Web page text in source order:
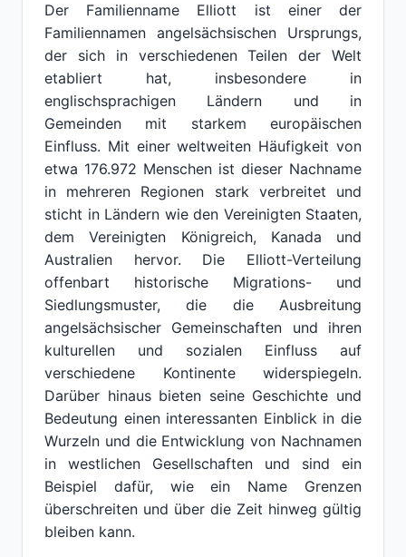
Der Familienname Elliott ist einer der
Familiennamen angelsächsischen Ursprungs,
der sich in verschiedenen Teilen der Welt
etabliert hat, insbesondere in
englischsprachigen Ländern und in
Gemeinden mit starkem europäischen
Einfluss. Mit einer weltweiten Häufigkeit von
etwa 176.972 Menschen ist dieser Nachname
in mehreren Regionen stark verbreitet und
sticht in Ländern wie den Vereinigten Staaten,
dem Vereinigten Königreich, Kanada und
Australien hervor. Die Elliott-Verteilung
offenbart historische Migrations- und
Siedlungsmuster, die die Ausbreitung
angelsächsischer Gemeinschaften und ihren
kulturellen und sozialen Einfluss auf
verschiedene Kontinente widerspiegeln.
Darüber hinaus bieten seine Geschichte und
Bedeutung einen interessanten Einblick in die
Wurzeln und die Entwicklung von Nachnamen
in westlichen Gesellschaften und sind ein
Beispiel dafür, wie ein Name Grenzen
überschreiten und über die Zeit hinweg gültig
bleiben kann.